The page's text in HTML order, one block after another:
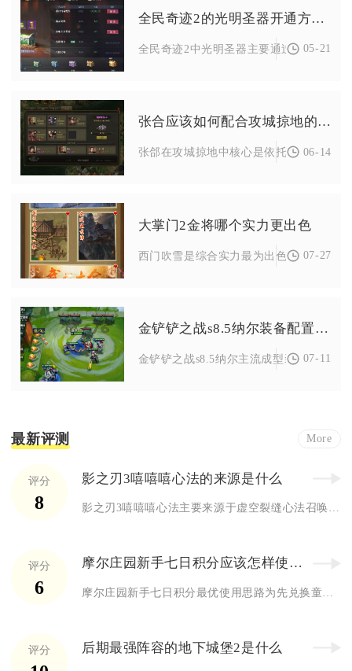
全民奇迹2的光明圣器开通方式有哪些
全民奇迹2中光明圣器主要通过四转后解
05-21
张合应该如何配合攻城掠地的战术
张郃在攻城掠地中核心是依托高格挡、山
06-14
大掌门2金将哪个实力更出色
西门吹雪是综合实力最为出色的金将，兼
07-27
金铲铲之战s8.5纳尔装备配置如何
金铲铲之战s8.5纳尔主流成型装备分为两
07-11
最新评测 More
评分
8
影之刃3嘻嘻嘻心法的来源是什么
评分
6
摩尔庄园新手七日积分应该怎样使用最合适
评分 后期最强阵容的地下城堡2是什么